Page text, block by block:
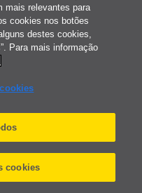
mais relevantes para
cookies nos botões
destes cookies,
Para mais informação
cookies